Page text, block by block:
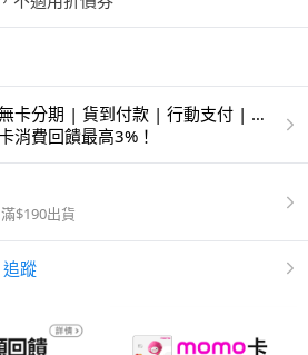
卡分期 | 貨到付款 | 行動支付 | 超
| 銀聯卡
消費回饋最高3%！
滿$190出貨
追蹤